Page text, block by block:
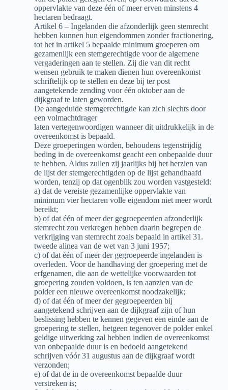
oppervlakte van deze één of meer erven minstens 4
hectaren bedraagt.
Artikel 6 – Ingelanden die afzonderlijk geen stemrecht
hebben kunnen hun eigendommen zonder fractionering,
tot het in artikel 5 bepaalde minimum groeperen om
gezamenlijk een stemgerechtigde voor de algemene
vergaderingen aan te stellen. Zij die van dit recht
wensen gebruik te maken dienen hun overeenkomst
schriftelijk op te stellen en deze bij ter post
aangetekende zending voor één oktober aan de
dijkgraaf te laten geworden.
De aangeduide stemgerechtigde kan zich slechts door
een volmachtdrager
laten vertegenwoordigen wanneer dit uitdrukkelijk in de
overeenkomst is bepaald.
Deze groeperingen worden, behoudens tegenstrijdig
beding in de overeenkomst geacht een onbepaalde duur
te hebben. Aldus zullen zij jaarlijks bij het herzien van
de lijst der stemgerechtigden op de lijst gehandhaafd
worden, tenzij op dat ogenblik zou worden vastgesteld:
a) dat de vereiste gezamenlijke oppervlakte van
minimum vier hectaren volle eigendom niet meer wordt
bereikt;
b) of dat één of meer der gegroepeerden afzonderlijk
stemrecht zou verkregen hebben daarin begrepen de
verkrijging van stemrecht zoals bepaald in artikel 31.
tweede alinea van de wet van 3 juni 1957;
c) of dat één of meer der gegroepeerde ingelanden is
overleden. Voor de handhaving der groepering met de
erfgenamen, die aan de wettelijke voorwaarden tot
groepering zouden voldoen, is ten aanzien van de
polder een nieuwe overeenkomst noodzakelijk;
d) of dat één of meer der gegroepeerden bij
aangetekend schrijven aan de dijkgraaf zijn of hun
beslissing hebben te kennen gegeven een einde aan de
groepering te stellen, hetgeen tegenover de polder enkel
geldige uitwerking zal hebben indien de overeenkomst
van onbepaalde duur is en bedoeld aangetekend
schrijven vóór 31 augustus aan de dijkgraaf wordt
verzonden;
e) of dat de in de overeenkomst bepaalde duur
verstreken is;